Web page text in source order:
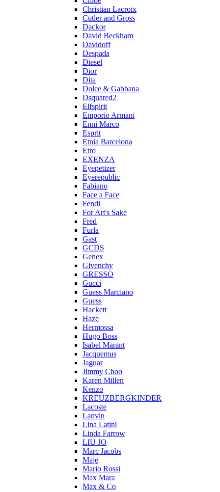
Christian Lacroix
Cutler and Gross
Dackor
David Beckham
Davidoff
Despada
Diesel
Dior
Dita
Dolce & Gabbana
Dsquared2
Elfspirit
Emporio Armani
Enni Marco
Esprit
Etnia Barcelona
Etro
EXENZA
Eyepetizer
Eyerepublic
Fabiano
Face a Face
Fendi
For Art's Sake
Fred
Furla
Gast
GCDS
Genex
Givenchy
GRESSO
Gucci
Guess Marciano
Guess
Hackett
Haze
Hermossa
Hugo Boss
Isabel Marant
Jacquemus
Jaguar
Jimmy Choo
Karen Millen
Kenzo
KREUZBERGKINDER
Lacoste
Lanvin
Lina Latini
Linda Farrow
LIU JO
Marc Jacobs
Maje
Mario Rossi
Max Mara
Max & Co